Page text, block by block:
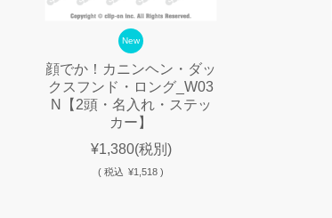
New
顔でか！カニンヘン・ダッ
クスフンド・ロング_W03
N【2頭・名入れ・ステッ
カー】
¥1,380(税別)
(税込 ¥1,518 )